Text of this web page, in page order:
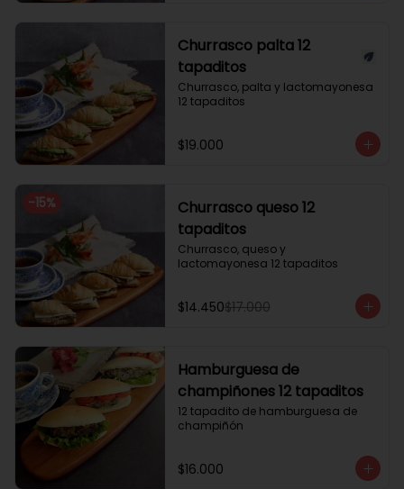
Churrasco palta 12
tapaditos
Churrasco, palta y lactomayonesa
12 tapaditos
$19.000
-15%
Churrasco queso 12
tapaditos
Churrasco, queso y
lactomayonesa 12 tapaditos
$14.450$17.000
Hamburguesa de
champiñones 12 tapaditos
12 tapadito de hamburguesa de
champiñón
$16.000